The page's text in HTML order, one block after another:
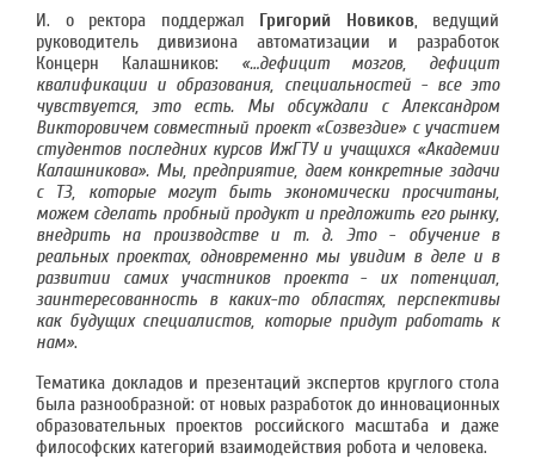
И. о ректора поддержал Григорий Новиков, ведущий
руководитель дивизиона автоматизации и разработок
Концерн Калашников: «…дефицит мозгов, дефицит
квалификации и образования, специальностей - все это
чувствуется, это есть. Мы обсуждали с Александром
Викторовичем совместный проект «Созвездие» с участием
студентов последних курсов ИжГТУ и учащихся «Академии
Калашникова». Мы, предприятие, даем конкретные задачи
с ТЗ, которые могут быть экономически просчитаны,
можем сделать пробный продукт и предложить его рынку,
внедрить на производстве и т. д. Это - обучение в
реальных проектах, одновременно мы увидим в деле и в
развитии самих участников проекта - их потенциал,
заинтересованность в каких-то областях, перспективы
как будущих специалистов, которые придут работать к
нам».
Тематика докладов и презентаций экспертов круглого стола
была разнообразной: от новых разработок до инновационных
образовательных проектов российского масштаба и даже
философских категорий взаимодействия робота и человека.